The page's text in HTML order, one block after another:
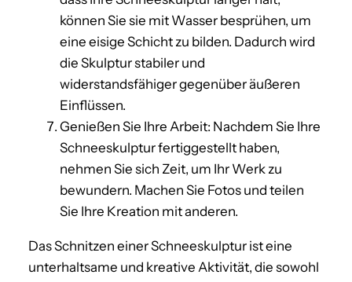
können Sie sie mit Wasser besprühen, um
eine eisige Schicht zu bilden. Dadurch wird
die Skulptur stabiler und
widerstandsfähiger gegenüber äußeren
Einflüssen.
Genießen Sie Ihre Arbeit: Nachdem Sie Ihre
Schneeskulptur fertiggestellt haben,
nehmen Sie sich Zeit, um Ihr Werk zu
bewundern. Machen Sie Fotos und teilen
Sie Ihre Kreation mit anderen.
Das Schnitzen einer Schneeskulptur ist eine
unterhaltsame und kreative Aktivität, die sowohl